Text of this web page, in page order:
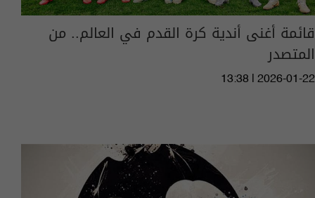
قائمة أغنى أندية كرة القدم في العالم.. من
المتصدر
13:38 | 2026-01-22